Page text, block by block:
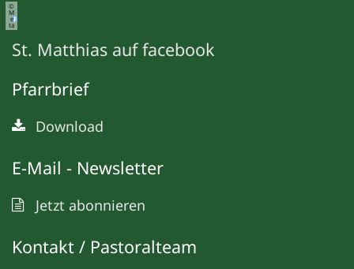
©
M
e
ta
St. Matthias auf facebook
Pfarrbrief
Download
E-Mail - Newsletter
Jetzt abonnieren
Kontakt / Pastoralteam